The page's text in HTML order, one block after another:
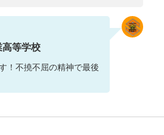
高等学校
！不撓不屈の精神で最後